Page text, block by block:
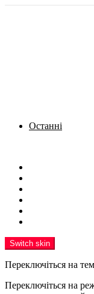
Останні
Switch skin
Переключіться на
Переключіться на